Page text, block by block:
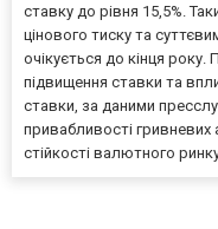
ставку до рівня 15,5%.
цінового тиску та
очікується до кінця
підвищення ставки та
ставки, за даними
привабливості гривневих
стійкості валютного